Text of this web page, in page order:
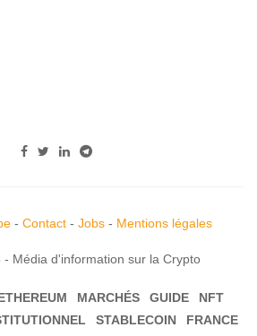
- Contact- Jobs- Mentions légales
Média d'information sur la Crypto
MARCHÉS GUIDE
NFT
STABLECOIN
FRANCE